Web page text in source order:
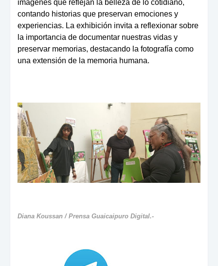
imágenes que reflejan la belleza de lo cotidiano,
contando historias que preservan emociones y
experiencias. La exhibición invita a reflexionar sobre
la importancia de documentar nuestras vidas y
preservar memorias, destacando la fotografía como
una extensión de la memoria humana.
Diana Koussan / Prensa Guaicaipuro Digital.-